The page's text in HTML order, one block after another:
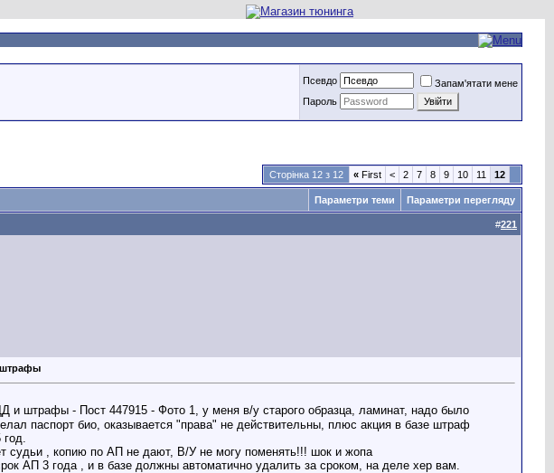
Псевдо
Запам'ятати мене
Пароль
Сторінка 12 з 12 « First < 2 7 8 9 10 11 12
Параметри теми Параметри перегляду
#221
, у меня в/у старого образца, ламинат, надо было
паспорт био, оказывается "права" не действительны, плюс акция в базе штраф
судьи , копию по АП не дают, В/У не могу поменять!!! шок и жопа
АП 3 года , и в базе должны автоматично удалить за сроком, на деле хер вам.